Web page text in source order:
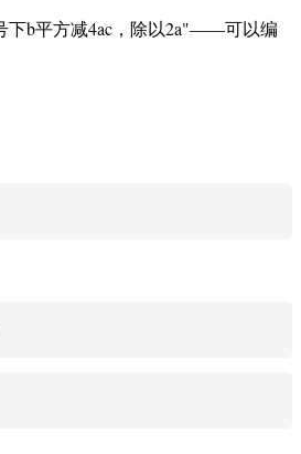
下b平方减4ac，除以2a"——可以编